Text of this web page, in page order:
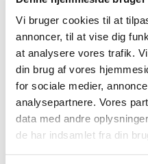
Vi bruger cookies til at
annoncer, til at vise dig
at analysere vores trafik.
din brug af vores
for sociale medier,
analysepartnere. Vores
data med andre
de har indsamlet fra din
kan finde på nettet.
Herunder er mine noter
Rytme
intro: D: dd udu A: dd
Vers: samme som intro.
lidt mere en fri rytme.